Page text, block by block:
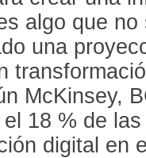
algo que
una
McKinsey,
18 % de
digital en